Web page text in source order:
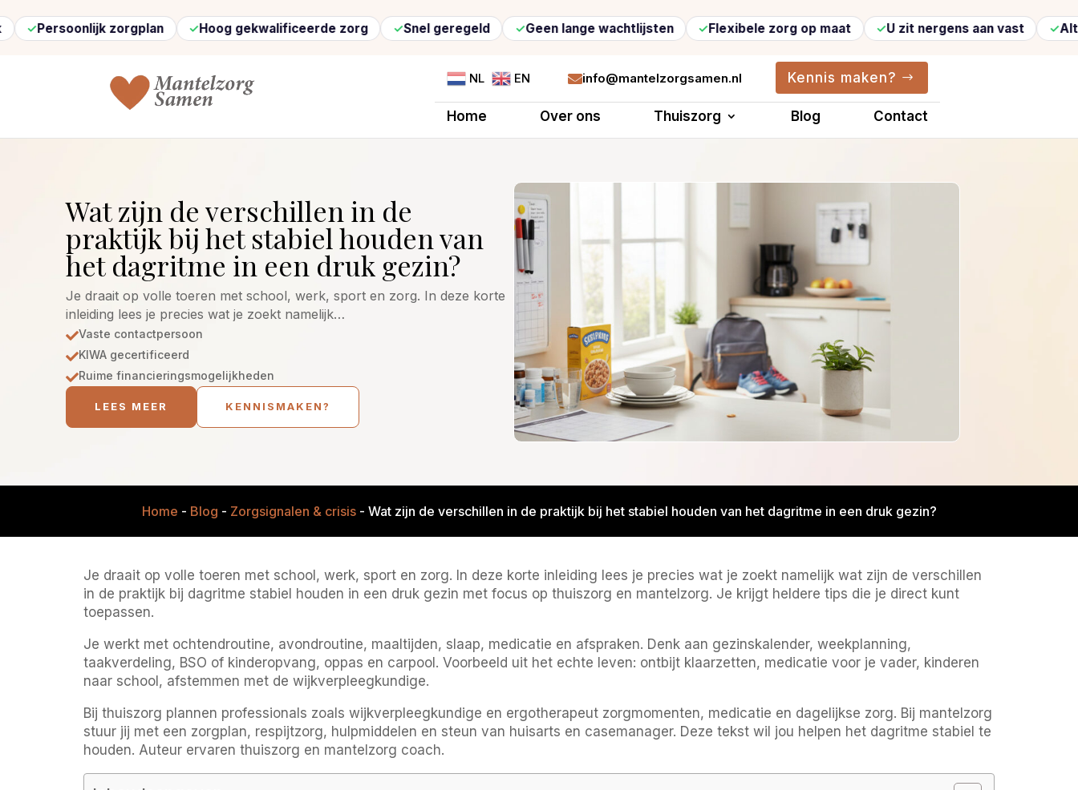
zorgplan Hoog gekwalificeerde zorg Snel geregeld Geen lange wachtlijsten Flexibele zorg op maat U zit nergens aan vast Altijd
NL EN info@mantelzorgsamen.nl Kennis maken?
Home Over ons Thuiszorg Blog Contact
Wat zijn de verschillen in de
praktijk bij het stabiel houden van
het dagritme in een druk gezin?
Je draait op volle toeren met school, werk, sport en zorg. In deze korte
inleiding lees je precies wat je zoekt namelijk…
Vaste contactpersoon
KIWA gecertificeerd
Ruime financieringsmogelijkheden
LEES MEER KENNISMAKEN?
Home - Blog - Zorgsignalen & crisis- Wat zijn de verschillen in de praktijk bij het stabiel houden van het dagritme in een druk gezin?
Je draait op volle toeren met school, werk, sport en zorg. In deze korte inleiding lees je precies wat je zoekt namelijk wat zijn de verschillen
in de praktijk bij dagritme stabiel houden in een druk gezin met focus op thuiszorg en mantelzorg. Je krijgt heldere tips die je direct kunt
toepassen.
Je werkt met ochtendroutine, avondroutine, maaltijden, slaap, medicatie en afspraken. Denk aan gezinskalender, weekplanning,
taakverdeling, BSO of kinderopvang, oppas en carpool. Voorbeeld uit het echte leven: ontbijt klaarzetten, medicatie voor je vader, kinderen
naar school, afstemmen met de wijkverpleegkundige.
Bij thuiszorg plannen professionals zoals wijkverpleegkundige en ergotherapeut zorgmomenten, medicatie en dagelijkse zorg. Bij mantelzorg
stuur jij met een zorgplan, respijtzorg, hulpmiddelen en steun van huisarts en casemanager. Deze tekst wil jou helpen het dagritme stabiel te
houden. Auteur ervaren thuiszorg en mantelzorg coach.